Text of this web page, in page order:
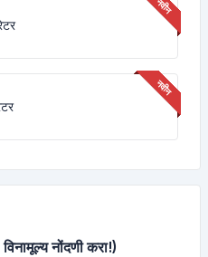
विनामूल्य नोंदणी करा!)